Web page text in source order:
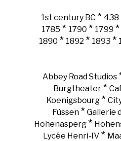
1st century BC * 438
1785 * 1790 * 1799 *
1890 * 1892 * 1893 *
Abbey Road Studios
Burgtheater*
Koenigsbourg *
Füssen * Gallerie
Hohenasperg*
Lycée Henri-IV *